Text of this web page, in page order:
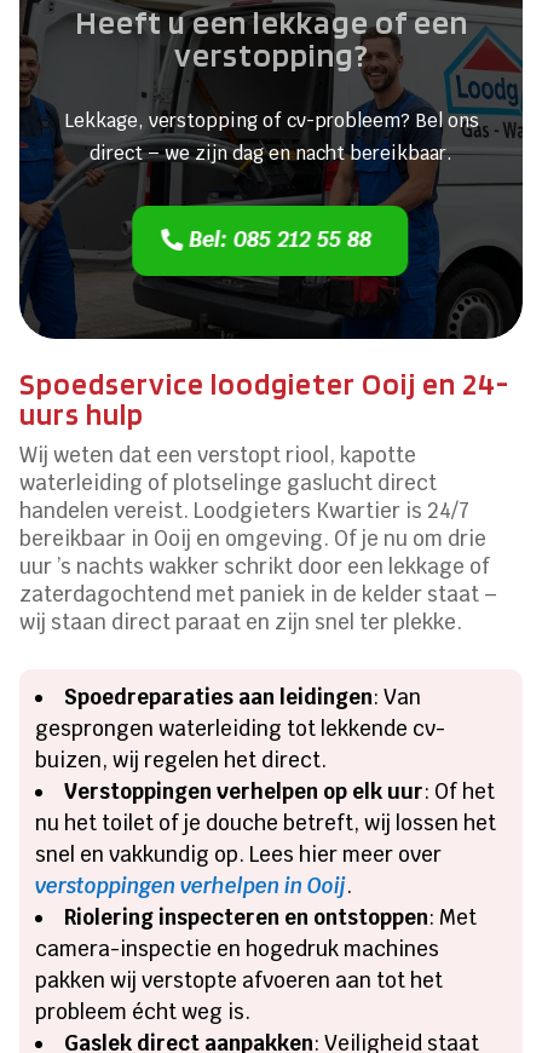
Heeft u een lekkage of een
verstopping?
Lekkage, verstopping of cv-probleem? Bel ons
direct – we zijn dag en nacht bereikbaar.
Bel: 085 212 55 88
Spoedservice loodgieter Ooij en 24-
uurs hulp
Wij weten dat een verstopt riool, kapotte
waterleiding of plotselinge gaslucht direct
handelen vereist. Loodgieters Kwartier is 24/7
bereikbaar in Ooij en omgeving. Of je nu om drie
uur ’s nachts wakker schrikt door een lekkage of
zaterdagochtend met paniek in de kelder staat –
wij staan direct paraat en zijn snel ter plekke.
Spoedreparaties aan leidingen: Van
gesprongen waterleiding tot lekkende cv-
buizen, wij regelen het direct.
Verstoppingen verhelpen op elk uur: Of het
nu het toilet of je douche betreft, wij lossen het
snel en vakkundig op. Lees hier meer over
verstoppingen verhelpen in Ooij.
Riolering inspecteren en ontstoppen: Met
camera-inspectie en hogedruk machines
pakken wij verstopte afvoeren aan tot het
probleem écht weg is.
Gaslek direct aanpakken: Veiligheid staat